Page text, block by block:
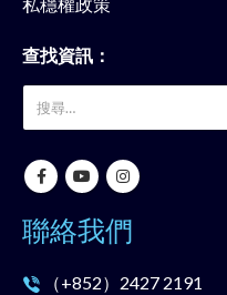
私穩權政策
查找資訊：
聯絡我們
（+852） 2427 2191